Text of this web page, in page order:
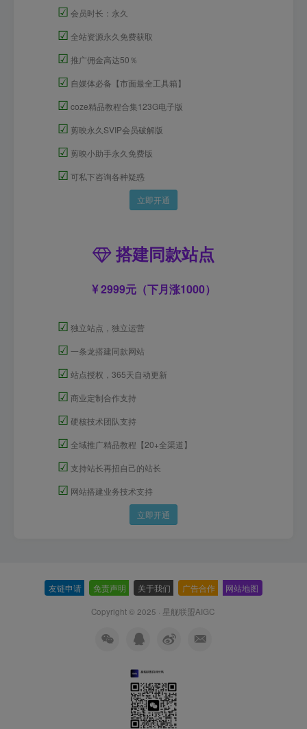
☑ 会员时长：永久
☑ 全站资源永久免费获取
☑ 推广佣金高达50％
☑ 自媒体必备【市面最全工具箱】
☑ coze精品教程合集123G电子版
☑ 剪映永久SVIP会员破解版
☑ 剪映小助手永久免费版
☑ 可私下咨询各种疑惑
立即开通
搭建同款站点
2999元（下月涨1000）
☑ 独立站点，独立运营
☑ 一条龙搭建同款网站
☑ 站点授权，365天自动更新
☑ 商业定制合作支持
☑ 硬核技术团队支持
☑ 全域推广精品教程【20+全渠道】
☑ 支持站长再招自己的站长
☑ 网站搭建业务技术支持
立即开通
友链申请 免责声明 关于我们 广告合作 网站地图
Copyright © 2025 · 星舰联盟AIGC